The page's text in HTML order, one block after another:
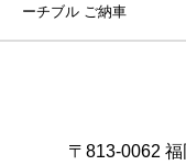
ーチブル ご納車
〒813-0062